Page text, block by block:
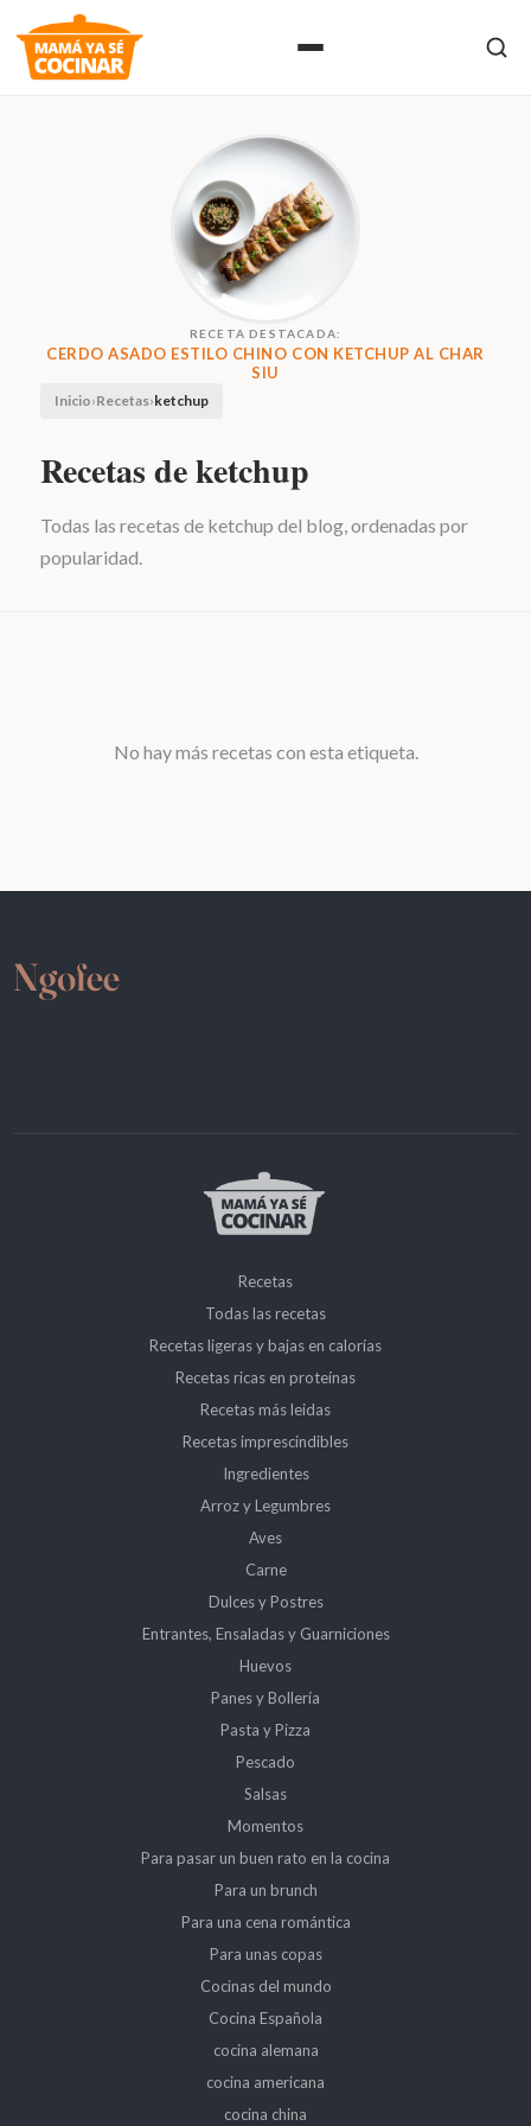
RECETA DESTACADA:
CERDO ASADO ESTILO CHINO CON KETCHUP AL CHAR
SIU
Inicio›Recetas›ketchup
Recetas de ketchup
Todas las recetas de ketchup del blog, ordenadas por
popularidad.
No hay más recetas con esta etiqueta.
Recetas
Todas las recetas
Recetas ligeras y bajas en calorías
Recetas ricas en proteínas
Recetas más leidas
Recetas imprescindibles
Ingredientes
Arroz y Legumbres
Aves
Carne
Dulces y Postres
Entrantes, Ensaladas y Guarniciones
Huevos
Panes y Bollería
Pasta y Pizza
Pescado
Salsas
Momentos
Para pasar un buen rato en la cocina
Para un brunch
Para una cena romántica
Para unas copas
Cocinas del mundo
Cocina Española
cocina alemana
cocina americana
cocina china